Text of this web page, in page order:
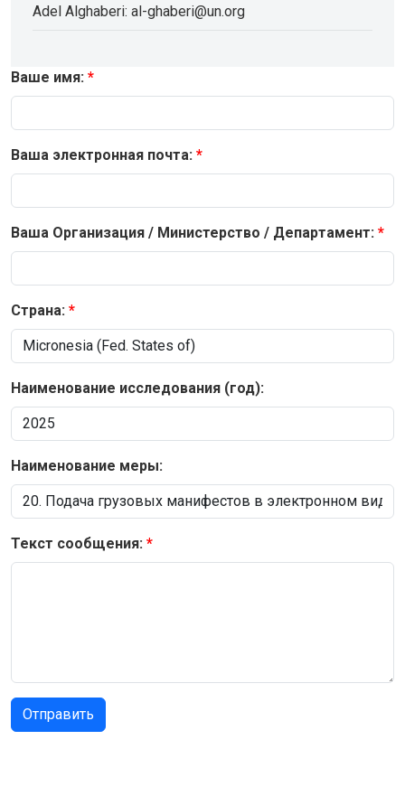
Adel Alghaberi: al-ghaberi@un.org
Ваше имя:
Ваша электронная почта:
Ваша Организация / Министерство / Департамент:
Страна:
Наименование исследования (год):
Наименование меры:
Текст сообщения: